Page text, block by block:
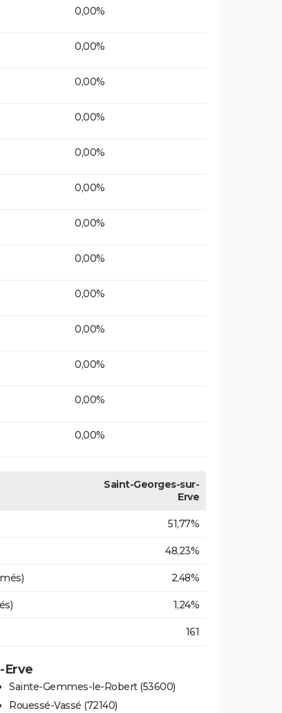
0,00%
0,00%
0,00%
0,00%
0,00%
0,00%
0,00%
0,00%
0,00%
0,00%
0,00%
0,00%
0,00%
Saint-Georges-sur-
Erve
51,77%
48,23%
2,48%
1,24%
161
Erve
Sainte-Gemmes-le-Robert (53600)
Rouessé-Vassé (72140)